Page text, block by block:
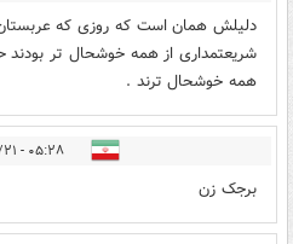
دلیلش همان است که روزی که
شریعتمداری از همه خوشحال تر بودند
همه خوشحال ترند .
۰۵:۲۸ - ۱۴۰۱/۱۲/۲۱
برجک زن